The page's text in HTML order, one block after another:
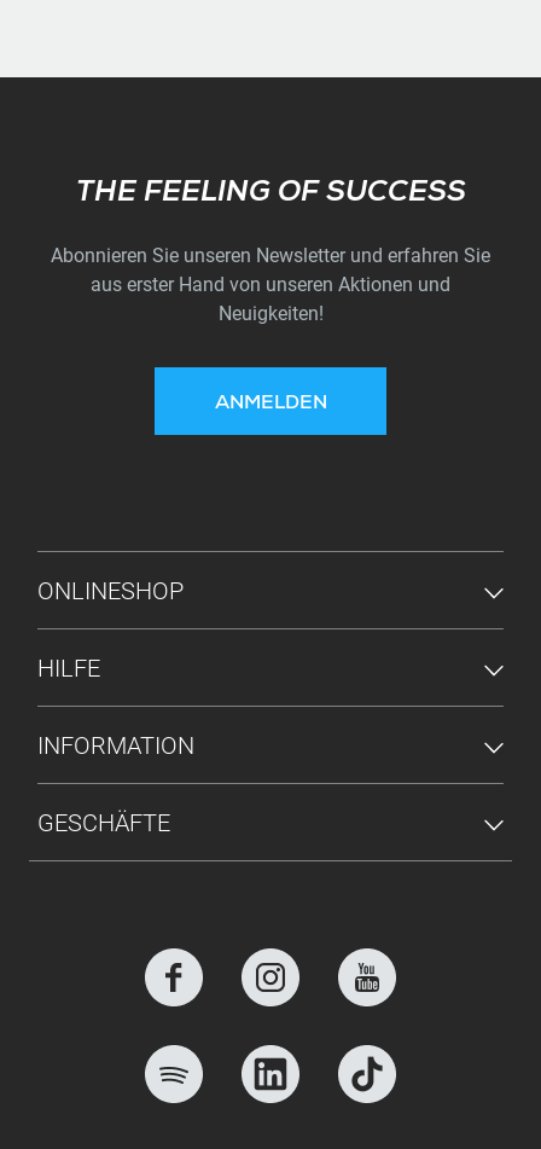
Subscribe
THE FEELING OF SUCCESS
Abonnieren Sie unseren Newsletter und erfahren Sie
aus erster Hand von unseren Aktionen und
Neuigkeiten!
ANMELDEN
FUSSZEILENMENÜ
ONLINESHOP
HILFE
INFORMATION
GESCHÄFTE